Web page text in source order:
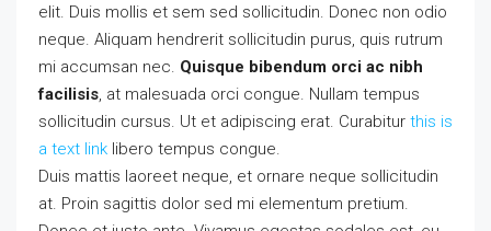
elit. Duis mollis et sem sed sollicitudin. Donec non odio
neque. Aliquam hendrerit sollicitudin purus, quis rutrum
mi accumsan nec. Quisque bibendum orci ac nibh
facilisis , at malesuada orci congue. Nullam tempus
sollicitudin cursus. Ut et adipiscing erat. Curabitur this is
a text link libero tempus congue.
Duis mattis laoreet neque, et ornare neque sollicitudin
at. Proin sagittis dolor sed mi elementum pretium.